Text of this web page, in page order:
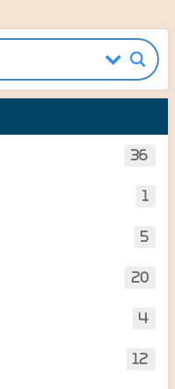
36
5
20
4
12